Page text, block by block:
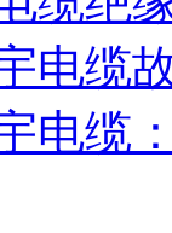
电缆
电缆